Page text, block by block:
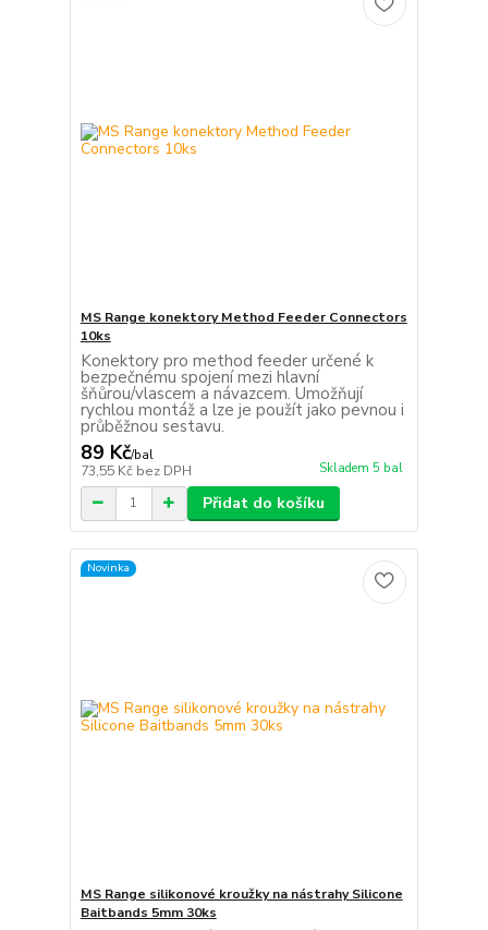
MS Range konektory Method Feeder Connectors
10ks
Konektory pro method feeder určené k
bezpečnému spojení mezi hlavní
šňůrou/vlascem a návazcem. Umožňují
rychlou montáž a lze je použít jako pevnou i
průběžnou sestavu.
89 Kč/bal
73,55 Kč bez DPH Skladem 5 bal
Přidat do košíku
Novinka
MS Range silikonové kroužky na nástrahy Silicone
Baitbands 5mm 30ks